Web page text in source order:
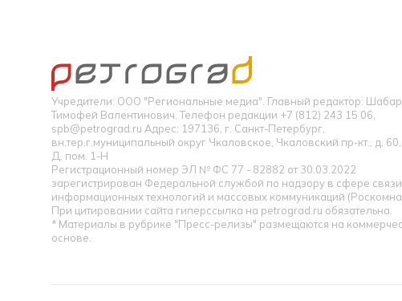
Учредители: ООО "Региональные медиа". Главный редактор:
Тимофей Валентинович. Телефон редакции +7 (812) 243 15 06,
spb@petrograd.ru Адрес: 197136, г. Санкт-Петербург,
вн.тер.г.муниципальный округ Чкаловское, Чкаловский пр-кт., д.
Д, пом. 1-Н
Регистрационный номер ЭЛ № ФС 77 - 82882 от 30.03.2022
зарегистрирован Федеральной службой по надзору в сфере связи,
информационных технологий и массовых коммуникаций
При цитировании сайта гиперссылка на petrograd.ru обязательна.
* Материалы в рубрике "Пресс-релизы" размещаются на
основе.